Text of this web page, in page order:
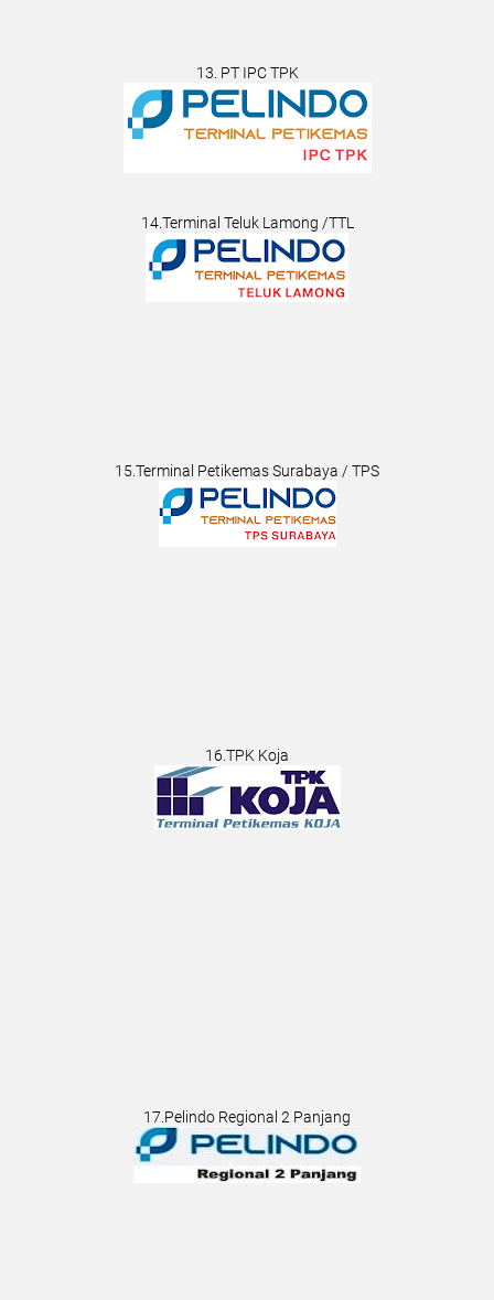
13. PT IPC TPK
14.Terminal Teluk Lamong /TTL
15.Terminal Petikemas Surabaya / TPS
16.TPK Koja
17.Pelindo Regional 2 Panjang